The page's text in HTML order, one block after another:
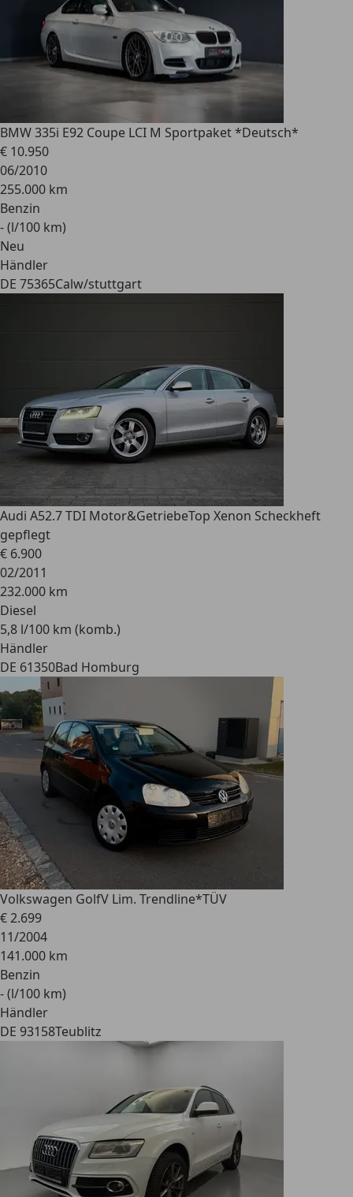
BMW 335i E92 Coupe LCI M Sportpaket *Deutsch*
€ 10.950
06/2010
255.000 km
Benzin
- (l/100 km)
Neu
Händler
DE 75365Calw/stuttgart
Audi A52.7 TDI Motor&GetriebeTop Xenon Scheckheft
gepflegt
€ 6.900
02/2011
232.000 km
Diesel
5,8 l/100 km (komb.)
Händler
DE 61350Bad Homburg
Volkswagen GolfV Lim. Trendline*TÜV
€ 2.699
11/2004
141.000 km
Benzin
- (l/100 km)
Händler
DE 93158Teublitz